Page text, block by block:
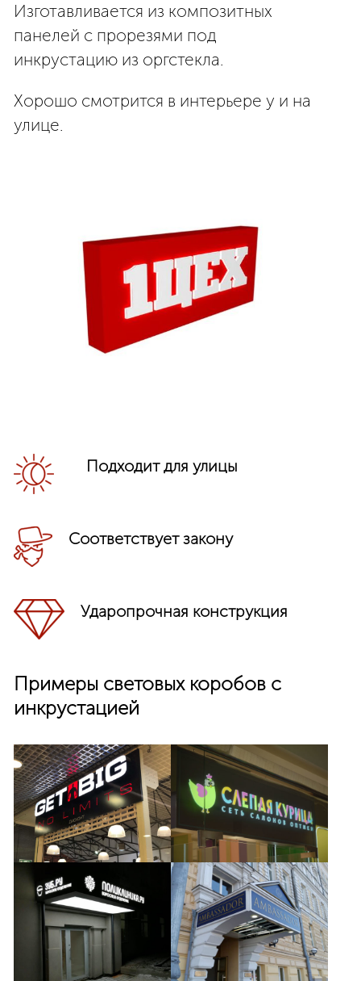
Изготавливается из композитных
панелей с прорезями под
инкрустацию из оргстекла.
Хорошо смотрится в интерьере у и на
улице.
Подходит для улицы
Соответствует закону
Ударопрочная конструкция
Примеры световых коробов с
инкрустацией